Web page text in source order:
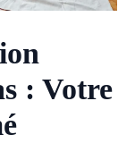
: Votre